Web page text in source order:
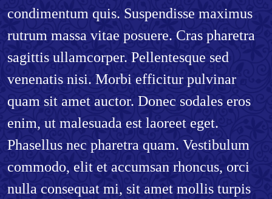
condimentum quis. Suspendisse maximus
rutrum massa vitae posuere. Cras pharetra
sagittis ullamcorper. Pellentesque sed
venenatis nisi. Morbi efficitur pulvinar
quam sit amet auctor. Donec sodales eros
enim, ut malesuada est laoreet eget.
Phasellus nec pharetra quam. Vestibulum
commodo, elit et accumsan rhoncus, orci
nulla consequat mi, sit amet mollis turpis